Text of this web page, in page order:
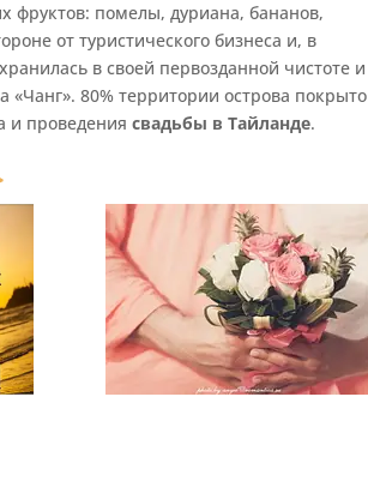
фруктов: помелы, дуриана, бананов,
от туристического бизнеса и, в
в своей первозданной чистоте и
«Чанг». 80% территории острова покрыто
и проведениясвадьбы в Тайланде.